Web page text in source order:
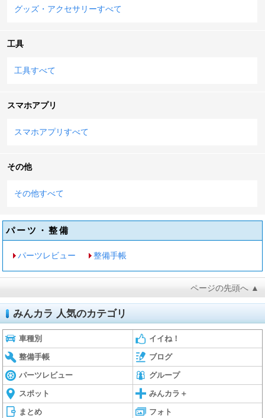
グッズ・アクセサリーすべて
工具
工具すべて
スマホアプリ
スマホアプリすべて
その他
その他すべて
パーツ・整備
パーツレビュー 整備手帳
ページの先頭へ ▲
みんカラ 人気のカテゴリ
車種別 イイね！
整備手帳 ブログ
パーツレビュー グループ
スポット みんカラ＋
まとめ フォト